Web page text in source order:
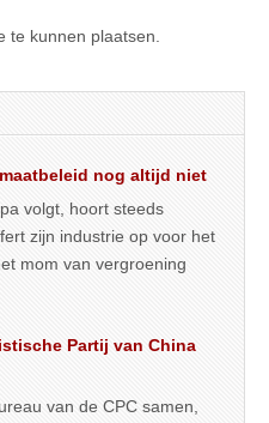
te kunnen plaatsen.
nog altijd niet
volgt, hoort steeds
zijn industrie op voor het
mom van vergroening
Partij van China
van de CPC samen,